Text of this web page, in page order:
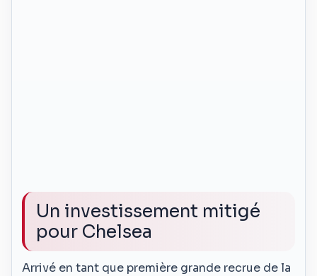
Un investissement mitigé
pour Chelsea
Arrivé en tant que première grande recrue de la